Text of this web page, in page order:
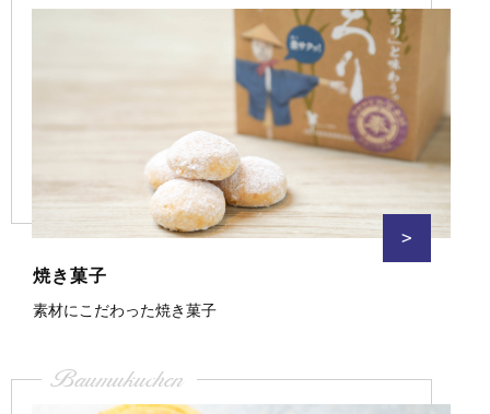
>
焼き菓子
素材にこだわった焼き菓子
Baumukuchen